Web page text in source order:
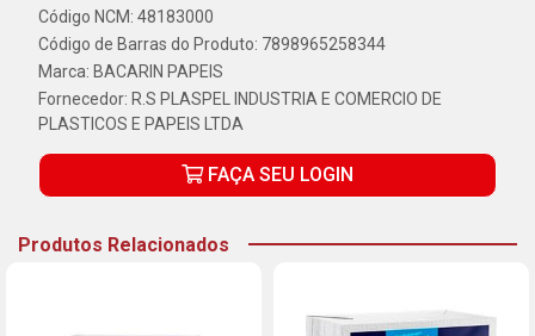
Código NCM: 48183000
Código de Barras do Produto: 7898965258344
Marca: BACARIN PAPEIS
Fornecedor: R.S PLASPEL INDUSTRIA E COMERCIO DE
PLASTICOS E PAPEIS LTDA
FAÇA SEU LOGIN
Produtos Relacionados